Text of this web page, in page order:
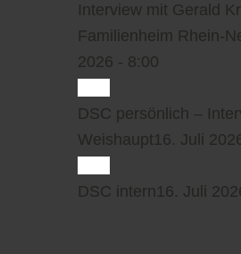
Interview mit Gerald
Familienheim Rhein-
2026 - 8:00
DSC persönlich –
Weishaupt16. Juli
DSC intern16. Juli